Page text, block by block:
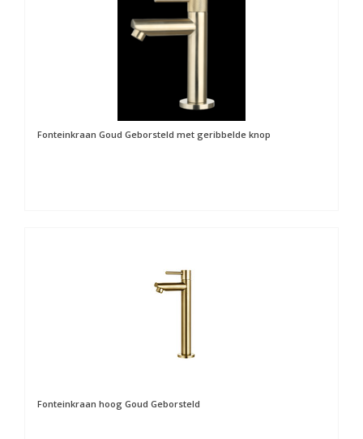
Fonteinkraan Goud Geborsteld met geribbelde knop
Fonteinkraan hoog Goud Geborsteld